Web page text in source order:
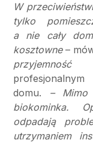
W
tylko
a nie cały
kosztowne–
przyjemność
domu. – Mimo
biokominka.
odpadają
utrzymaniem